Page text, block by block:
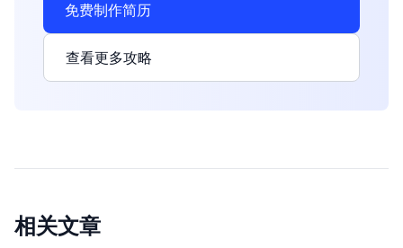
免费制作简历
查看更多攻略
相关文章